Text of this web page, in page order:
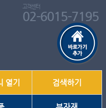
고객센터
02-6015-7195
7195
열기 검색하기